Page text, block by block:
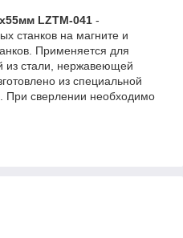
LZTM-041 -
станков на магните и
Применяется для
из стали, нержавеющей
из специальной
При сверлении необходимо